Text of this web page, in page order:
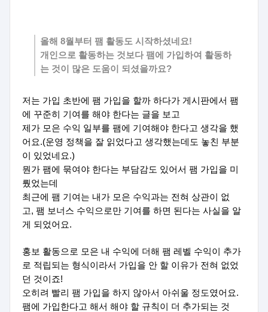
올해 8월부터 팸 활동도 시작하셨네요!
개인으로 활동하는 것보다 팸에 가입하여 활동하
는 것이 많은 도움이 되셨을까요?
저는 가입 초반에 팸 가입을 할까 하다가 게시판에서 팸
에 꾸준히 기여를 해야 한다는 글을 보고
제가 모은 수익 일부를 팸에 기여해야 한다고 생각을 했
어요.(운영 정책을 잘 읽었다고 생각했는데도 놓친 부분
이 있었네요.)
뭔가 팸에 묶여야 한다는 부담감도 있어서 팸 가입을 미
뤘었는데
최근에 팸 기여는 내가 모은 수익과는 전혀 상관이 없
고, 팸 보너스 수익으로만 기여를 하면 된다는 사실을 알
게 되었어요.
홍보 활동으로 모은 내 수익에 더해 팸 레벨 수익이 추가
로 적립되는 형식이라서 가입을 안 할 이유가 전혀 없었
던 것이죠!
오히려 빨리 팸 가입을 하지 않아서 아쉬울 정도였어요.
팸에 가입한다고 해서 해야 할 규칙이 더 추가되는 것